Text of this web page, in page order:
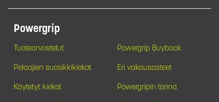
Powergrip
Tuotearvostelut Powergrip Buyback
Pelaajien suosikkikiekot Eri vakausasteet
Käytetyt kiekot Powergripin tarina